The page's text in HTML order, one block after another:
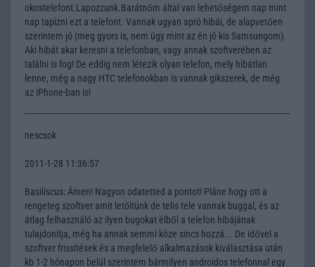
okostelefont.Lapozzunk.Barátnőm által van lehetőségem nap mint
nap tapizni ezt a telefont. Vannak ugyan apró hibái, de alapvetően
szerintem jó (meg gyors is, nem úgy mint az én jó kis Samsungom).
Aki hibát akar keresni a telefonban, vagy annak szoftverében az
találni is fog! De eddig nem létezik olyan telefon, mely hibátlan
lenne, még a nagy HTC telefonokban is vannak gikszerek, de még
az iPhone-ban is!
nescsok
2011-1-28 11:36:57
Basiliscus: Ámen! Nagyon odatetted a pontot! Pláne hogy ott a
rengeteg szoftver amit letöltünk de telis tele vannak buggal, és az
átlag felhasználó az ilyen bugokat élből a telefon hibájának
tulajdonítja, még ha annak semmi köze sincs hozzá... De idővel a
szoftver frissítések és a megfelelő alkalmazások kiválasztása után
kb 1-2 hónapon belül szerintem bármilyen androidos telefonnal egy